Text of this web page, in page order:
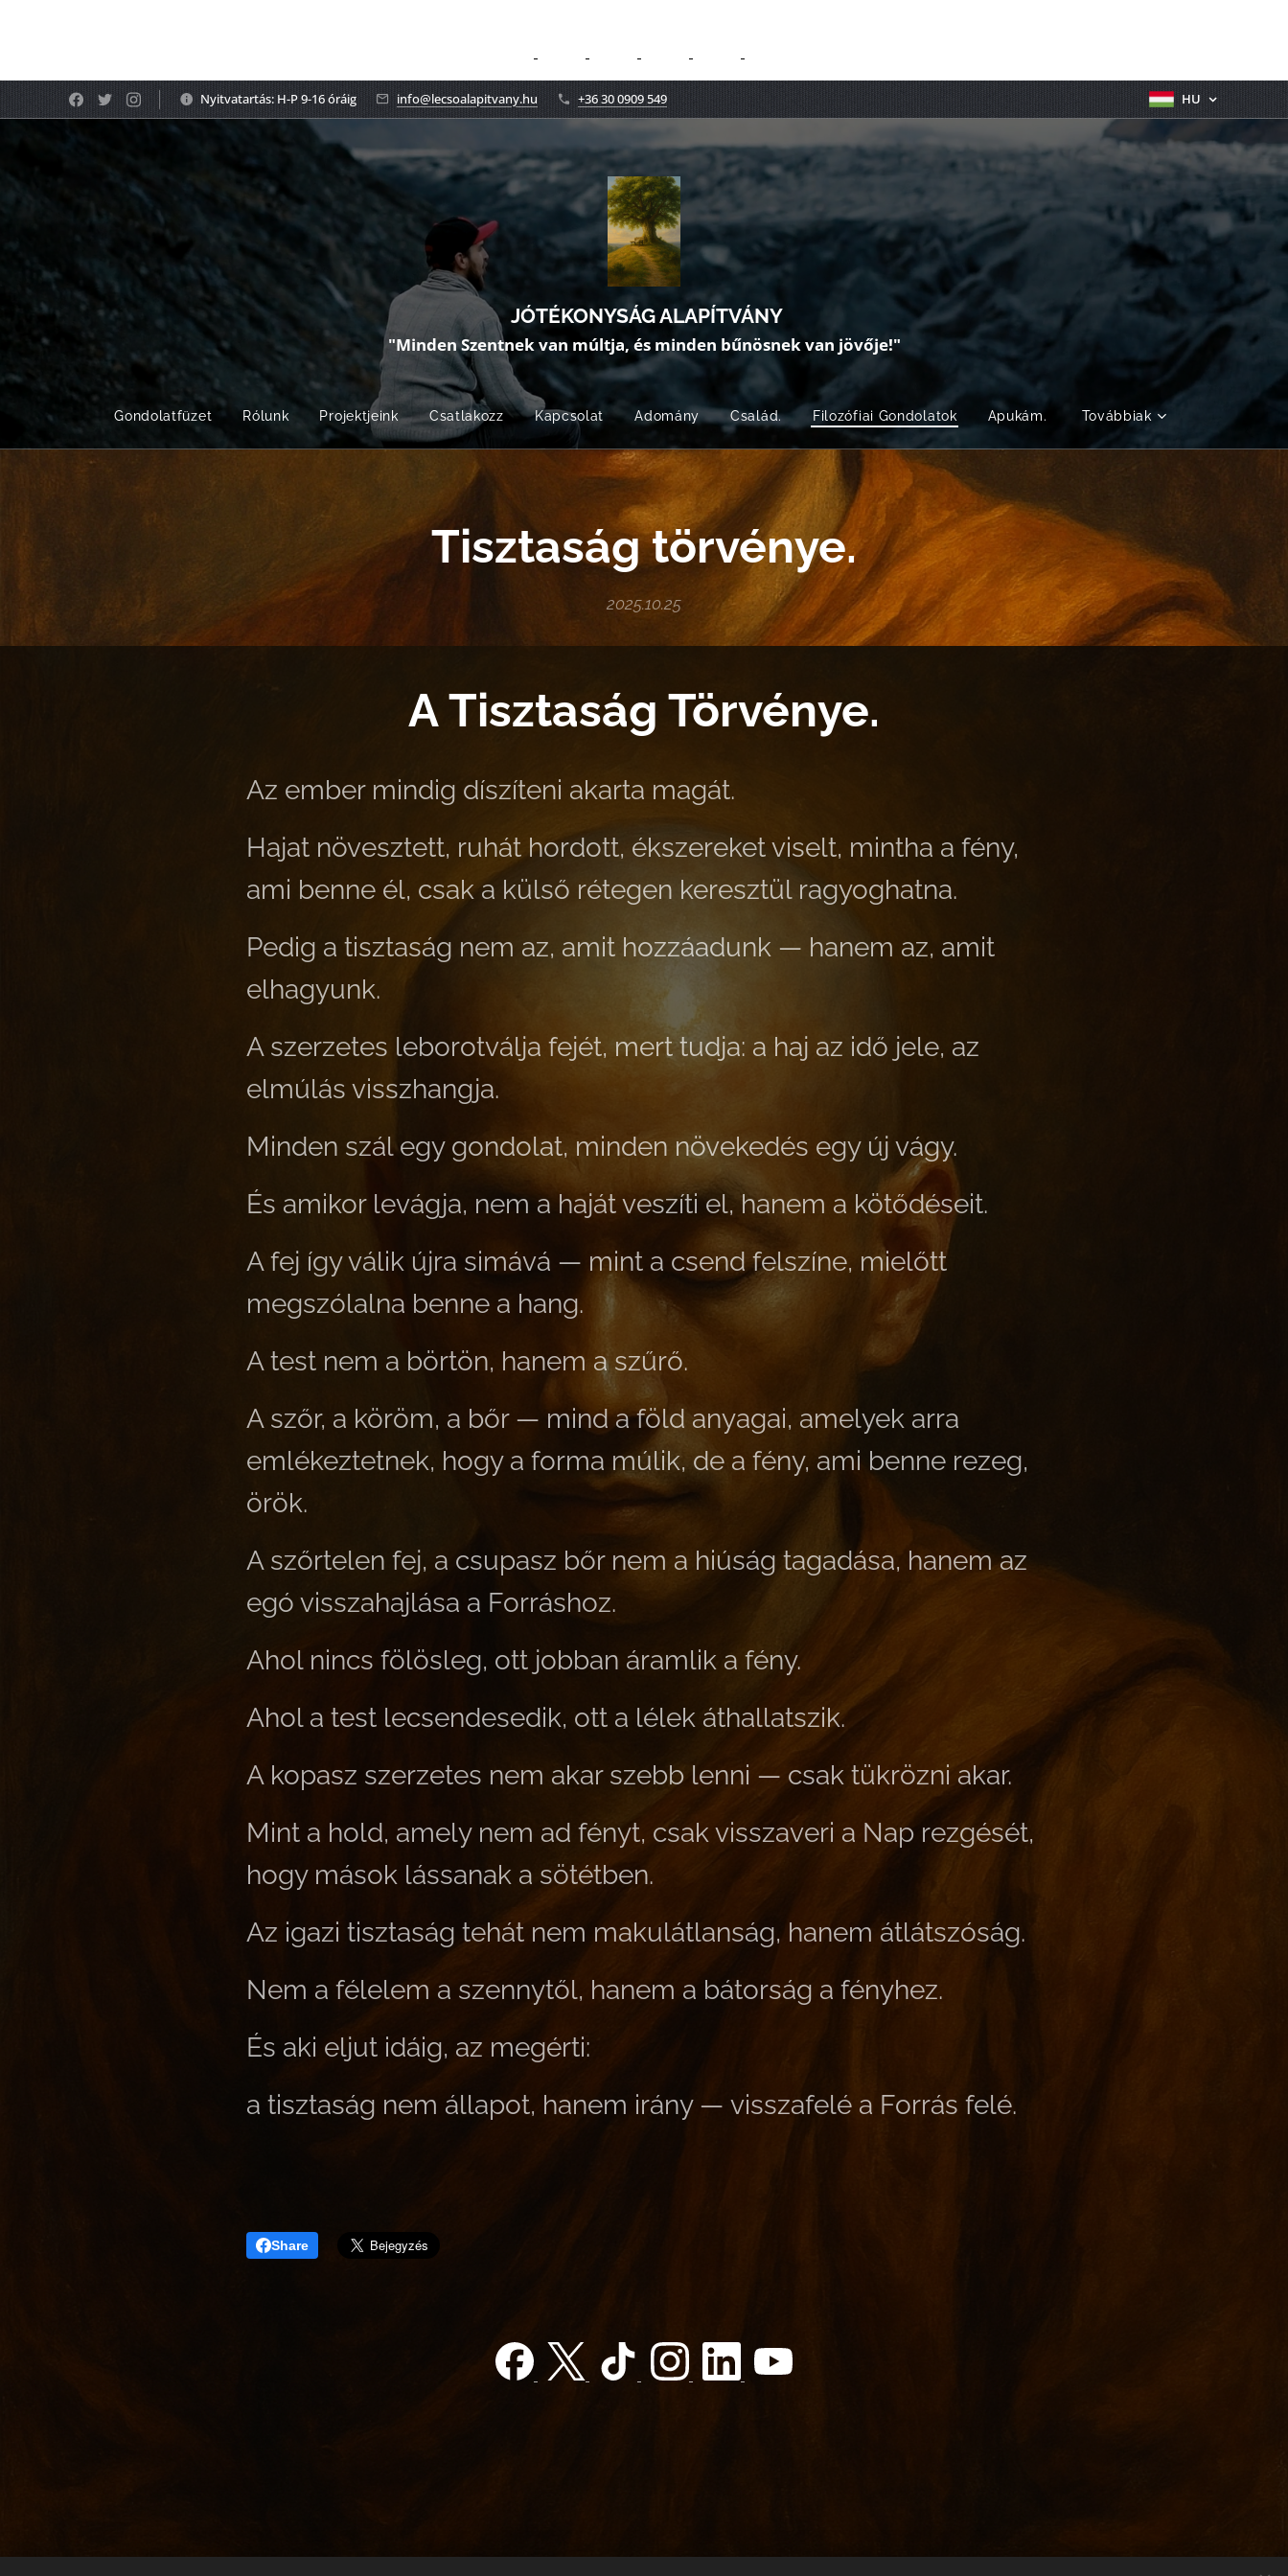
Nyitvatartás: H-P 9-16 óráig info@lecsoalapitvany.hu +36 30 0909 549 HU
JÓTÉKONYSÁG ALAPÍTVÁNY
"Minden Szentnek van múltja, és minden bűnösnek van jövője!"
Gondolatfüzet Rólunk Projektjeink Csatlakozz Kapcsolat Adomány Család. Filozófiai Gondolatok Apukám. Továbbiak
Tisztaság törvénye.
2025.10.25
A Tisztaság Törvénye.
Az ember mindig díszíteni akarta magát.
Hajat növesztett, ruhát hordott, ékszereket viselt, mintha a fény,
ami benne él, csak a külső rétegen keresztül ragyoghatna.
Pedig a tisztaság nem az, amit hozzáadunk — hanem az, amit
elhagyunk.
A szerzetes leborotválja fejét, mert tudja: a haj az idő jele, az
elmúlás visszhangja.
Minden szál egy gondolat, minden növekedés egy új vágy.
És amikor levágja, nem a haját veszíti el, hanem a kötődéseit.
A fej így válik újra simává — mint a csend felszíne, mielőtt
megszólalna benne a hang.
A test nem a börtön, hanem a szűrő.
A szőr, a köröm, a bőr — mind a föld anyagai, amelyek arra
emlékeztetnek, hogy a forma múlik,de a fény, ami benne rezeg,
örök.
A szőrtelen fej, a csupasz bőr nem a hiúság tagadása, hanem az
egó visszahajlása a Forráshoz.
Ahol nincs fölösleg, ott jobban áramlik a fény.
Ahol a test lecsendesedik, ott a lélek áthallatszik.
A kopasz szerzetes nem akar szebb lenni — csak tükrözni akar.
Mint a hold, amely nem ad fényt, csak visszaveri a Nap rezgését,
hogy mások lássanak a sötétben.
Az igazi tisztaság tehát nem makulátlanság, hanem átlátszóság.
Nem a félelem a szennytől, hanem a bátorság a fényhez.
És aki eljut idáig, az megérti:
a tisztaság nem állapot, hanem irány — visszafelé a Forrás felé.
Share